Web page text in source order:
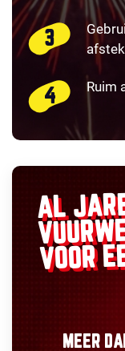
Ruim
AL
VOOR
MEER